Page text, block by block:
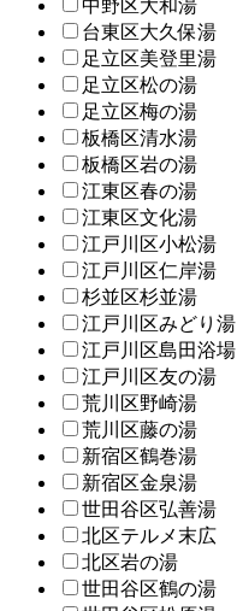
中野区大和湯
台東区大久保湯
足立区美登里湯
足立区松の湯
足立区梅の湯
板橋区清水湯
板橋区岩の湯
江東区春の湯
江東区文化湯
江戸川区小松湯
江戸川区仁岸湯
杉並区杉並湯
江戸川区みどり湯
江戸川区島田浴場
江戸川区友の湯
荒川区野崎湯
荒川区藤の湯
新宿区鶴巻湯
新宿区金泉湯
世田谷区弘善湯
北区テルメ末広
北区岩の湯
世田谷区鶴の湯